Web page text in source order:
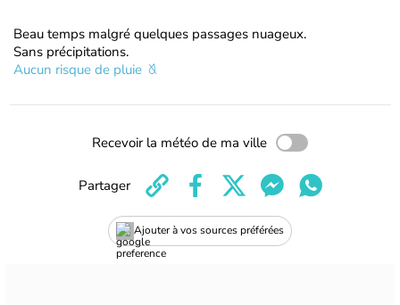
Beau temps malgré quelques passages nuageux.
Sans précipitations.
Aucun risque de pluie
Recevoir la météo de ma ville
Ajouter à vos sources préférées
Partager